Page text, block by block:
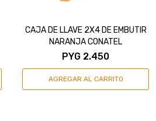
CAJA DE LLAVE 2X4 DE EMBUTIR
NARANJA CONATEL
PYG 2.450